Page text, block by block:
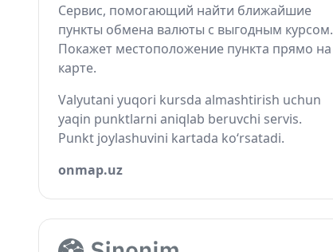
Сервис, помогающий найти ближайшие
пункты обмена валюты с выгодным курсом.
Покажет местоположение пункта прямо на
карте.
Valyutani yuqori kursda almashtirish uchun
yaqin punktlarni aniqlab beruvchi servis.
Punkt joylashuvini kartada ko‘rsatadi.
onmap.uz